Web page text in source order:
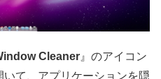
Cleaner 』のアイコン
て、アプリケーションを隠